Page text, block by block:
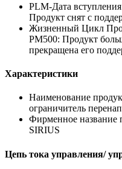
PLM-Дата
Продукт снят с
Жизненный Цикл
PM500: Продукт
прекращена его
Характеристики
Наименование
ограничитель
Фирменное название
SIRIUS
Цепь тока управления/